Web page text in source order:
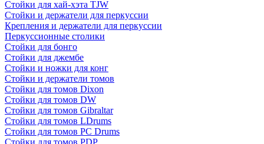
Стойки для хай-хэта TJW
Стойки и держатели для перкуссии
Крепления и держатели для перкуссии
Перкуссионные столики
Стойки для бонго
Стойки для джембе
Стойки и ножки для конг
Стойки и держатели томов
Стойки для томов Dixon
Стойки для томов DW
Стойки для томов Gibraltar
Стойки для томов LDrums
Стойки для томов PC Drums
Стойки для томов PDP